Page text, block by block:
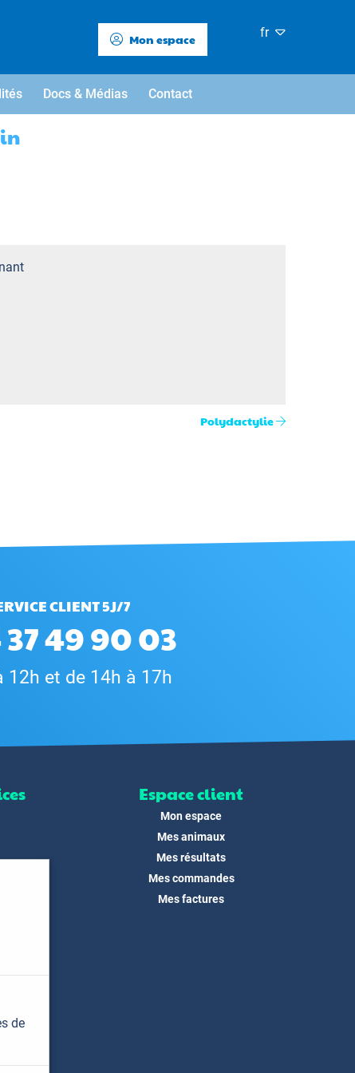
Mon espace fr
Docs & Médias Contact
Polydactylie
CLIENT 5J/7
49 90 03
12h et de 14h à 17h
Espace client
Mon espace
Mes animaux
Mes résultats
Mes commandes
Mes factures
de